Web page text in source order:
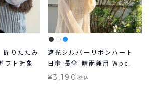
りたたみ
フト対象
遮光シルバーリボンハート
日傘 長傘 晴雨兼用 Wpc.
¥3,190 税込